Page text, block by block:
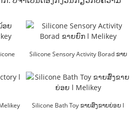
Silicone Sensory Activity Borad ຂາຍ
Silicone Bath Toy ຂາຍສົ່ງຂາຍຍ່ອຍ l